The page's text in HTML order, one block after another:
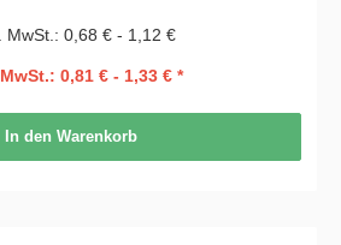
MwSt.: 0,68 € - 1,12 €
0,81 € - 1,33 € *
In den Warenkorb